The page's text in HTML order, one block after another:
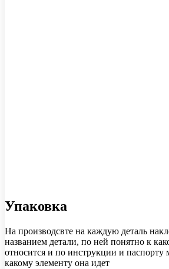
Упаковка
На производсвте на каждую деталь
названием детали, по ней понятно к
относится и по инструкции и паспорту
какому элементу она идет